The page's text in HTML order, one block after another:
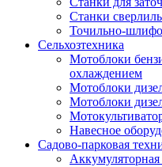
Станки
Точильно-
Сельхозтехника
Мотоблоки
охлаждением
Мотоблоки
Мотоблоки
Навесное
Садово-парковая
Аккумуляторная